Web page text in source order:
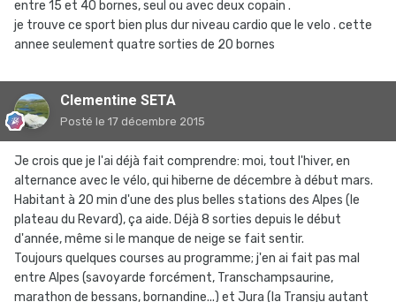
entre 15 et 40 bornes, seul ou avec deux copain .
je trouve ce sport bien plus dur niveau cardio que le velo . cette
annee seulement quatre sorties de 20 bornes
Clementine SETA
Posté le 17 décembre 2015
Je crois que je l'ai déjà fait comprendre: moi, tout l'hiver, en
alternance avec le vélo, qui hiberne de décembre à début mars.
Habitant à 20 min d'une des plus belles stations des Alpes (le
plateau du Revard), ça aide. Déjà 8 sorties depuis le début
d'année, même si le manque de neige se fait sentir.
Toujours quelques courses au programme; j'en ai fait pas mal
entre Alpes (savoyarde forcément, Transchampsaurine,
marathon de bessans, bornandine...) et Jura (la Transju autant